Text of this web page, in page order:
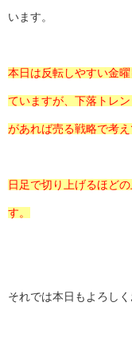
います。
本日は反転しやすい金
ていますが、下落トレ
があれば売る戦略で考え
日足で切り上げるほど
す。
それでは本日もよろし